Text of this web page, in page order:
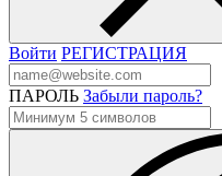
Войти РЕГИСТРАЦИЯ
ПАРОЛЬ Забыли пароль?